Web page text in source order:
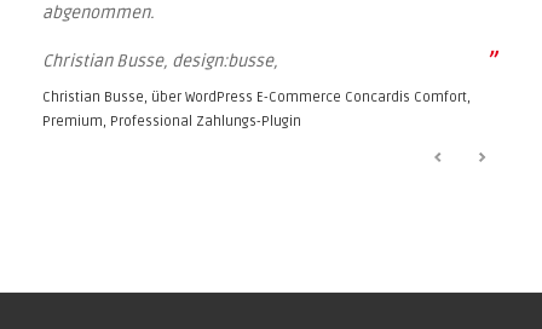
abgenommen.
Christian Busse, design:busse, ”
Christian Busse, über WordPress E-Commerce Concardis Comfort,
Premium, Professional Zahlungs-Plugin